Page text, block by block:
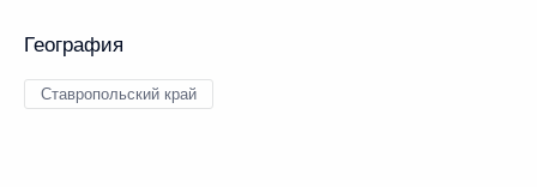
География
Ставропольский край